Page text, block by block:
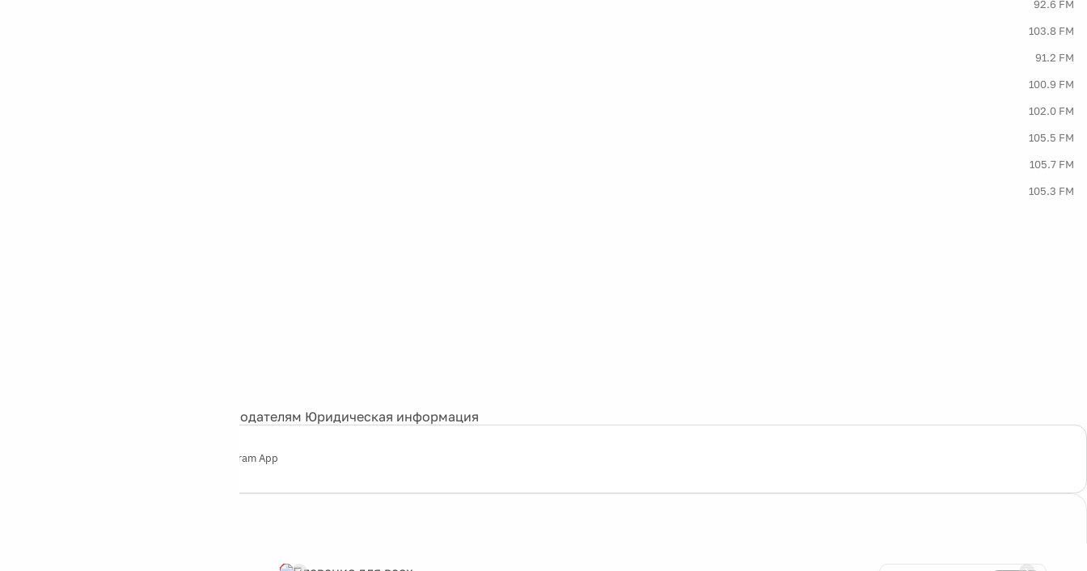
92.6 FM
103.8 FM
91.2 FM
100.9 FM
102.0 FM
105.5 FM
105.7 FM
105.3 FM
Рекламодателям Юридическая информация
Telegram App